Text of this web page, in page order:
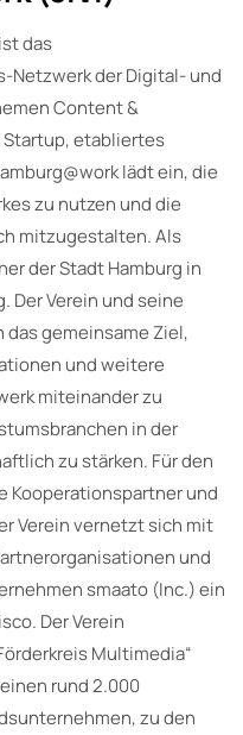
das
Netzwerk der Digital- und
Content &
Startup, etabliertes
lädt ein, die
zu nutzen und die
mitzugestalten. Als
der Stadt Hamburg in
Der Verein und seine
gemeinsame Ziel,
und weitere
miteinander zu
in der
zu stärken. Für den
Kooperationspartner und
Verein vernetzt sich mit
und
smaato (Inc.) ein
Der Verein
Multimedia“
rund 2.000
zu den